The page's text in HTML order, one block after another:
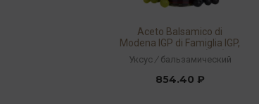
Aceto Balsamico di
Modena IGP di Famiglia IGP,
6 % acidity 100 мл (набор:
360317/990755)
Уксус / бальзамический
854.40 ₽